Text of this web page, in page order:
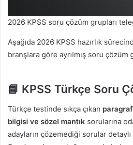
2026 KPSS soru çözüm grupları
Aşağıda 2026 KPSS hazırlık
branşlara göre ayrılmış soru çözüm
📘 KPSS Türkçe Soru
Türkçe testinde sıkça çıkan
bilgisi ve sözel mantık sorularına
adayların çözemediği sorular detaylı